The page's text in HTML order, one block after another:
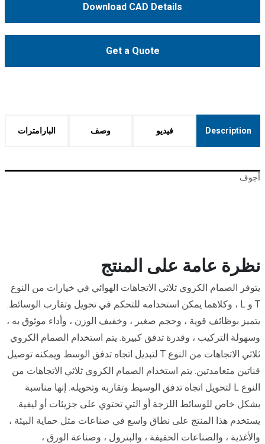
Download CAD Details
Get a Quote
Description فيديو وصف البارامترات
أجوف
نظرة عامة على المنتج
يتوفر الصمام الكروي ثلاثي الاتجاهات الهوائي في خيارات من النوع
T و L ، وكلاهما يمكن استخدامه للتحكم في تحويل وتقارب الوسائط.
يتميز بوظائف قوية ، وحجم صغير ، وخفيف الوزن ، وأداء موثوق به ،
وسهولة التركيب ، وقدرة تدفق كبيرة. يتم استخدام الصمام الكروي
ثلاثي الاتجاهات من النوع T لتبديل اتجاه تدفق الوسط ويمكنه توصيل
قناتين متعامدتين. يتم استخدام الصمام الكروي ثلاثي الاتجاهات من
النوع L لتحويل اتجاه تدفق الوسيط وتقاربه وتحويله. إنها مناسبة
بشكل خاص للوسائط اللزجة أو التي تحتوي على جزيئات أو ليفية.
يستخدم هذا المنتج على نطاق واسع في صناعات مثل حماية البيئة ،
والأغذية ، والصناعات الخفيفة ، والبترول ، وصناعة الورق ،